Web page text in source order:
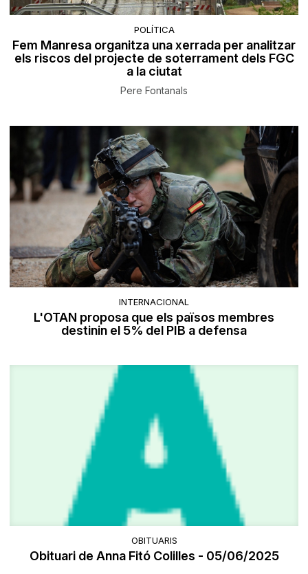
POLÍTICA
Fem Manresa organitza una xerrada per analitzar
els riscos del projecte de soterrament dels FGC
a la ciutat
Pere Fontanals
INTERNACIONAL
L'OTAN proposa que els països membres
destinin el 5% del PIB a defensa
OBITUARIS
Obituari de Anna Fitó Colilles - 05/06/2025